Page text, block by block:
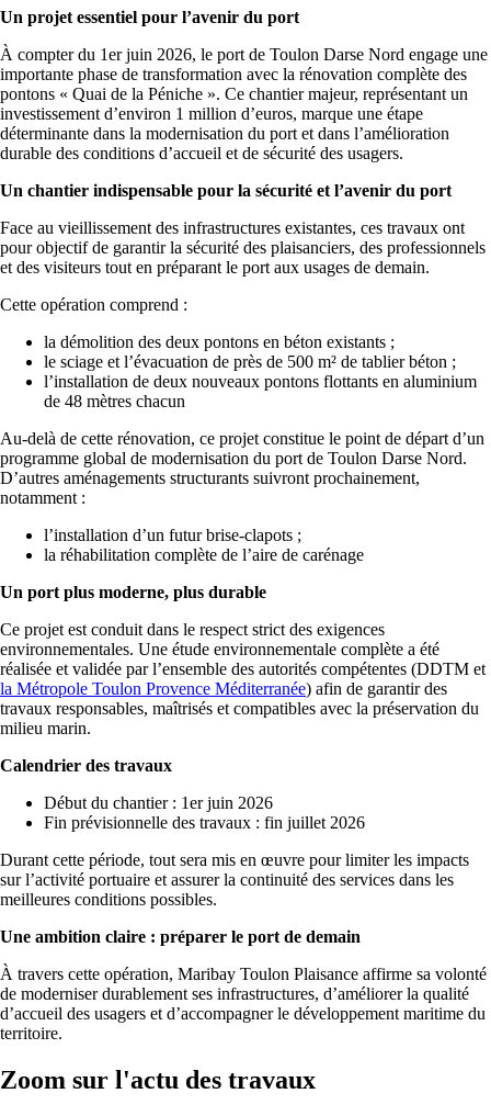
Un projet essentiel pour l’avenir du port
À compter du 1er juin 2026, le port de Toulon Darse Nord engage une
importante phase de transformation avec la rénovation complète des
pontons « Quai de la Péniche ». Ce chantier majeur, représentant un
investissement d’environ 1 million d’euros, marque une étape
déterminante dans la modernisation du port et dans l’amélioration
durable des conditions d’accueil et de sécurité des usagers.
Un chantier indispensable pour la sécurité et l’avenir du port
Face au vieillissement des infrastructures existantes, ces travaux ont
pour objectif de garantir la sécurité des plaisanciers, des professionnels
et des visiteurs tout en préparant le port aux usages de demain.
Cette opération comprend :
la démolition des deux pontons en béton existants ;
le sciage et l’évacuation de près de 500 m² de tablier béton ;
l’installation de deux nouveaux pontons flottants en aluminium
de 48 mètres chacun
Au-delà de cette rénovation, ce projet constitue le point de départ d’un
programme global de modernisation du port de Toulon Darse Nord.
D’autres aménagements structurants suivront prochainement,
notamment :
l’installation d’un futur brise-clapots ;
la réhabilitation complète de l’aire de carénage
Un port plus moderne, plus durable
Ce projet est conduit dans le respect strict des exigences
environnementales. Une étude environnementale complète a été
réalisée et validée par l’ensemble des autorités compétentes (DDTM et
la Métropole Toulon Provence Méditerranée) afin de garantir des
travaux responsables, maîtrisés et compatibles avec la préservation du
milieu marin.
Calendrier des travaux
Début du chantier : 1er juin 2026
Fin prévisionnelle des travaux : fin juillet 2026
Durant cette période, tout sera mis en œuvre pour limiter les impacts
sur l’activité portuaire et assurer la continuité des services dans les
meilleures conditions possibles.
Une ambition claire : préparer le port de demain
À travers cette opération, Maribay Toulon Plaisance affirme sa volonté
de moderniser durablement ses infrastructures, d’améliorer la qualité
d’accueil des usagers et d’accompagner le développement maritime du
territoire.
Zoom sur l'actu des travaux